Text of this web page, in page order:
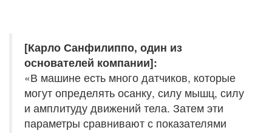
[Карло Санфилиппо, один из
основателей компании]:
«В машине есть много датчиков, которые
могут определять осанку, силу мышц, силу
и амплитуду движений тела. Затем эти
параметры сравнивают с показателями